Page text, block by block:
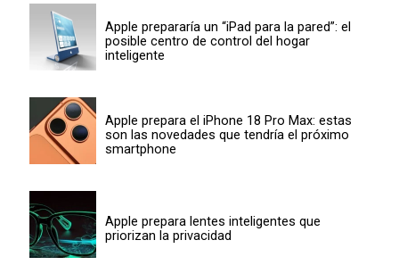
Apple prepararía un “iPad para la pared”: el
posible centro de control del hogar
inteligente
Apple prepara el iPhone 18 Pro Max: estas
son las novedades que tendría el próximo
smartphone
Apple prepara lentes inteligentes que
priorizan la privacidad